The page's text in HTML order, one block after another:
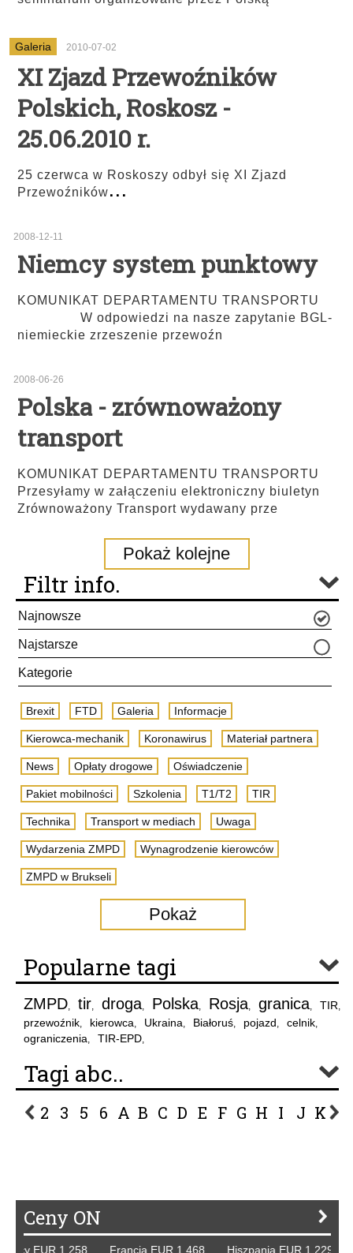
Galeria 2010-07-02
XI Zjazd Przewoźników
Polskich, Roskosz -
25.06.2010 r.
25 czerwca w Roskoszy odbył się XI Zjazd
Przewoźników...
2008-12-11
Niemcy system punktowy
KOMUNIKAT DEPARTAMENTU TRANSPORTU
W odpowiedzi na nasze zapytanie BGL-
niemieckie zrzeszenie przewoźn
2008-06-26
Polska - zrównoważony
transport
KOMUNIKAT DEPARTAMENTU TRANSPORTU
Przesyłamy w załączeniu elektroniczny biuletyn
Zrównoważony Transport wydawany prze
Pokaż kolejne
Filtr info.
Najnowsze
Najstarsze
Kategorie
Brexit FTD Galeria Informacje
Kierowca-mechanik Koronawirus Materiał partnera
News Opłaty drogowe Oświadczenie
Pakiet mobilności Szkolenia T1/T2 TIR
Technika Transport w mediach Uwaga
Wydarzenia ZMPD Wynagrodzenie kierowców
ZMPD w Brukseli
Pokaż
Popularne tagi
ZMPD, tir, droga, Polska, Rosja, granica, TIR,
przewoźnik, kierowca, Ukraina, Białoruś, pojazd, celnik,
ograniczenia, TIR-EPD,
Tagi abc..
2 3 5 6 A B C D E F G H I J K L
Ceny ON
EUR 1,258 Francja EUR 1,468 Hiszpania EUR 1,229